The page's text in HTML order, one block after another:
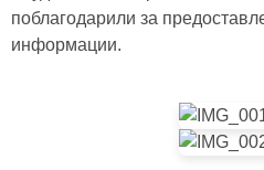
поблагодарили за
информации.